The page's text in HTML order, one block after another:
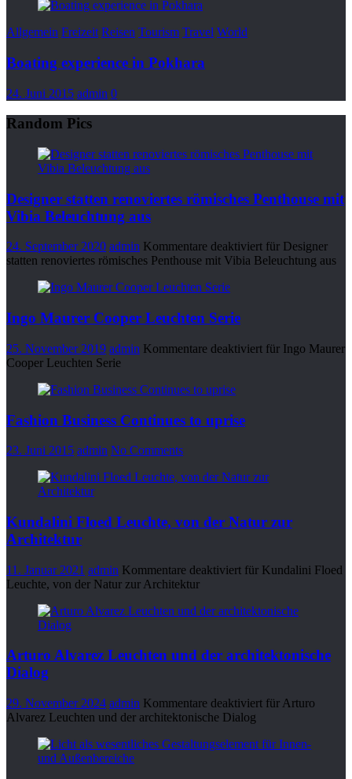
Allgemein Freizeit Reisen Tourism Travel World
Boating experience in Pokhara
24. Juni 2015 admin 0
Random Pics
Designer statten renoviertes römisches Penthouse mit
Vibia Beleuchtung aus
24. September 2020 admin Kommentare deaktiviert für Designer
statten renoviertes römisches Penthouse mit Vibia Beleuchtung aus
Ingo Maurer Cooper Leuchten Serie
25. November 2019 admin Kommentare deaktiviert für Ingo Maurer
Cooper Leuchten Serie
Fashion Business Continues to uprise
23. Juni 2015 admin No Comments
Kundalini Floed Leuchte, von der Natur zur
Architektur
11. Januar 2021 admin Kommentare deaktiviert für Kundalini Floed
Leuchte, von der Natur zur Architektur
Arturo Alvarez Leuchten und der architektonische
Dialog
29. November 2024 admin Kommentare deaktiviert für Arturo
Alvarez Leuchten und der architektonische Dialog